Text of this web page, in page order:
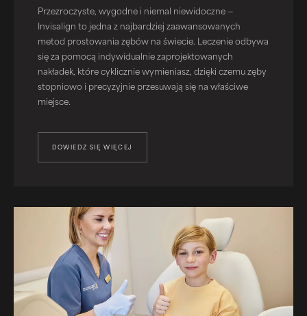
Przezroczyste, wygodne i niemal niewidoczne —
Invisalign to jedna z najbardziej zaawansowanych
metod prostowania zębów na świecie. Leczenie odbywa
się za pomocą indywidualnie zaprojektowanych
nakładek, które cyklicznie wymieniasz, dzięki czemu zęby
stopniowo i precyzyjnie przesuwają się na właściwe
miejsce.
DOWIEDZ SIĘ WIĘCEJ